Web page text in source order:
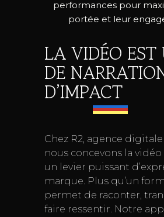
performances pour
portée et leur
LA VIDÉO
DE
D’IMPACT
Chez R2, agence
nous concevons la
un levier puissant
marque. Plus qu’un
permet de raconter,
faire ressentir. Notre